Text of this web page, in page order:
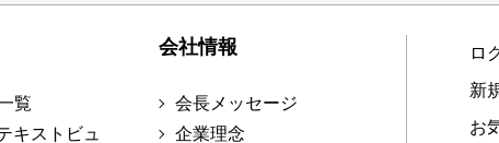
覧
キストビュ
会社情報
会長メッセージ
企業理念
ロ
新
お